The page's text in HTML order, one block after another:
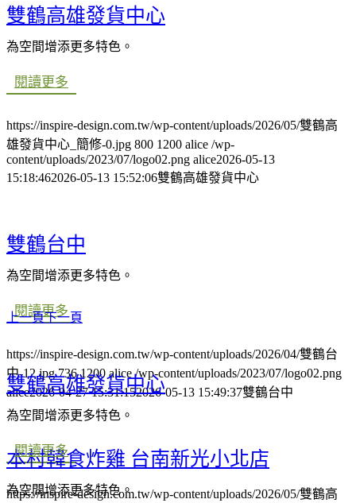
雙鶴高雄發貨中心
為空間增添更多特色。
閱讀更多
https://inspire-design.com.tw/wp-content/uploads/2026/05/雙鶴高
雄發貨中心_簡修-0.jpg 800 1200 alice /wp-
content/uploads/2023/07/logo02.png alice2026-05-13
15:18:462026-05-13 15:52:06雙鶴高雄發貨中心
雙鶴台中
為空間增添更多特色。
閱讀更多
https://inspire-design.com.tw/wp-content/uploads/2026/04/雙鶴台
中-12.jpg 736 1200 alice /wp-content/uploads/2023/07/logo02.png
alice2026-04-27 15:31:152026-05-13 15:49:37雙鶴台中
本村韓食炸雞 台南新光小北店
為空間增添更多特色。
上一頁下一頁
雙鶴高雄發貨中心
為空間增添更多特色。
閱讀更多
https://inspire-design.com.tw/wp-content/uploads/2026/05/雙鶴高